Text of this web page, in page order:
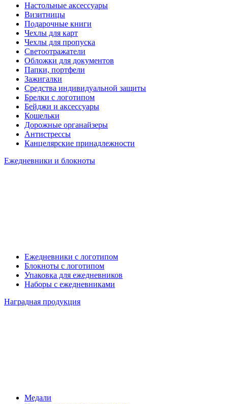
Настольные аксессуары
Визитницы
Подарочные книги
Чехлы для карт
Чехлы для пропуска
Светоотражатели
Обложки для документов
Папки, портфели
Зажигалки
Средства индивидуальной защиты
Брелки с логотипом
Бейджи и аксессуары
Кошельки
Дорожные органайзеры
Антистрессы
Канцелярские принадлежности
Ежедневники и блокноты
Ежедневники с логотипом
Блокноты с логотипом
Упаковка для ежедневников
Наборы с ежедневниками
Наградная продукция
Медали